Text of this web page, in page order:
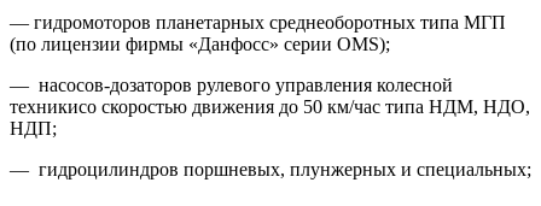
— гидромоторов планетарных среднеоборотных типа МГП
(по лицензии фирмы «Данфосс» серии OMS);
— насосов-дозаторов рулевого управления колесной
техникисо скоростью движения до 50 км/час типа НДМ, НДО,
НДП;
— гидроцилиндров поршневых, плунжерных и специальных;